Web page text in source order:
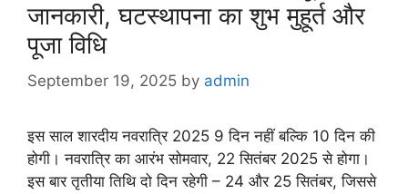
जानकारी, घटस्थापना का शुभ मुहूर्त और
पूजा विधि
September 19, 2025 by admin
इस साल शारदीय नवरात्रि 2025 9 दिन नहीं बल्कि 10 दिन की
होगी। नवरात्रि का आरंभ सोमवार, 22 सितंबर 2025 से होगा।
इस बार तृतीया तिथि दो दिन रहेगी – 24 और 25 सितंबर, जिससे